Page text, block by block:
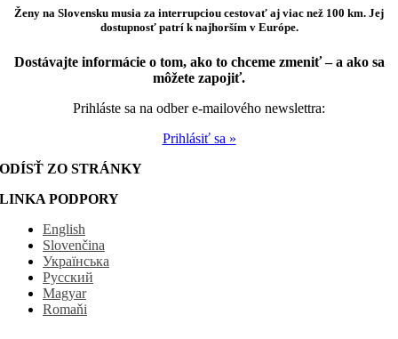
Ženy na Slovensku musia za interrupciou cestovať aj viac než 100 km. Jej
dostupnosť patrí k najhorším v Európe.
Dostávajte informácie o tom, ako to chceme zmeniť – a ako sa
môžete zapojiť.
Prihláste sa na odber e-mailového newslettra:
Prihlásiť sa »
ODÍSŤ ZO STRÁNKY
LINKA PODPORY
English
Slovenčina
Українська
Русский
Magyar
Romaňi